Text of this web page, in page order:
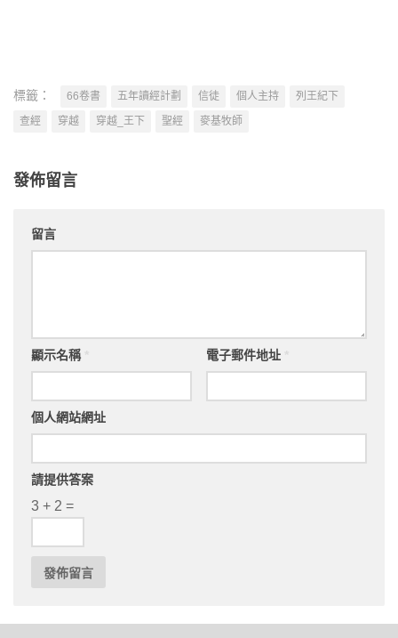
標籤： 66卷書 五年讀經計劃 信徒 個人主持
列王紀下
查經
穿越 穿越_王下 聖經 麥基牧師
發佈留言
留言
顯示名稱 電子郵件地址
個人網站網址
請提供答案
3 + 2 =